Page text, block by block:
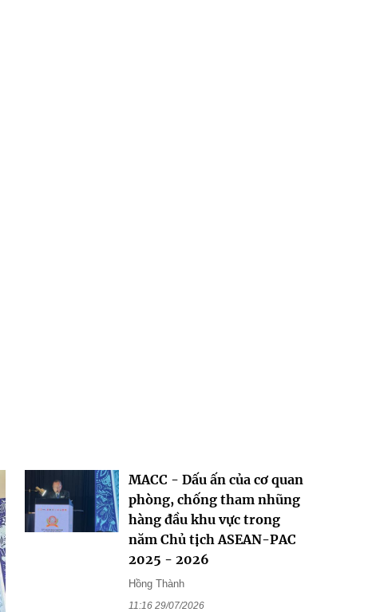
MACC - Dấu ấn của cơ quan
phòng, chống tham nhũng
hàng đầu khu vực trong
năm Chủ tịch ASEAN-PAC
2025 - 2026
Hồng Thành
11:16 29/07/2026